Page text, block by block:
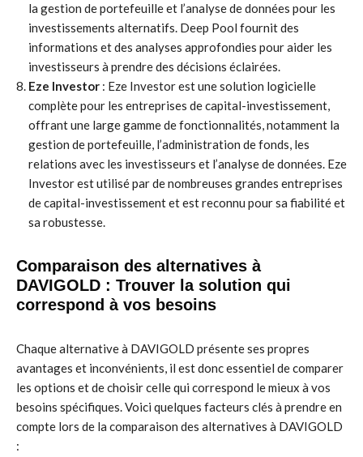
la gestion de portefeuille et l’analyse de données pour les
investissements alternatifs. Deep Pool fournit des
informations et des analyses approfondies pour aider les
investisseurs à prendre des décisions éclairées.
Eze Investor : Eze Investor est une solution logicielle
complète pour les entreprises de capital-investissement,
offrant une large gamme de fonctionnalités, notamment la
gestion de portefeuille, l’administration de fonds, les
relations avec les investisseurs et l’analyse de données. Eze
Investor est utilisé par de nombreuses grandes entreprises
de capital-investissement et est reconnu pour sa fiabilité et
sa robustesse.
Comparaison des alternatives à
DAVIGOLD : Trouver la solution qui
correspond à vos besoins
Chaque alternative à DAVIGOLD présente ses propres
avantages et inconvénients, il est donc essentiel de comparer
les options et de choisir celle qui correspond le mieux à vos
besoins spécifiques. Voici quelques facteurs clés à prendre en
compte lors de la comparaison des alternatives à DAVIGOLD
: